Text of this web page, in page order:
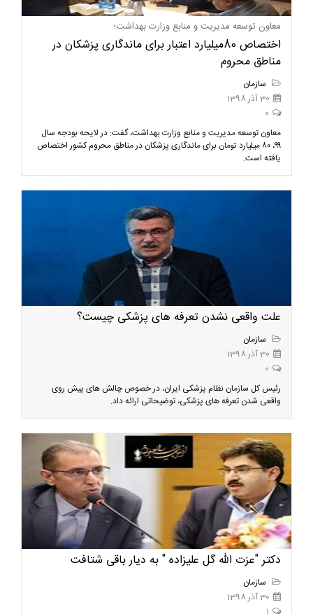
معاون توسعه مدیریت و منابع وزارت بهداشت؛
اختصاص 80میلیارد اعتبار برای ماندگاری پزشکان در
مناطق محروم
سازمان
30 آذر 1398
0
معاون توسعه مدیریت و منابع وزارت بهداشت، گفت: در لایحه بودجه سال
۹۹، ۸۰ میلیارد تومان برای ماندگاری پزشکان در مناطق محروم کشور اختصاص
یافته است.
علت واقعی نشدن تعرفه های پزشکی چیست؟
سازمان
30 آذر 1398
0
رئیس کل سازمان نظام پزشکی ایران، در خصوص چالش های پیش روی
واقعی شدن تعرفه های پزشکی، توضیحاتی ارائه داد.
دکتر "عزت الله گل علیزاده " به دیار باقی شتافت
سازمان
30 آذر 1398